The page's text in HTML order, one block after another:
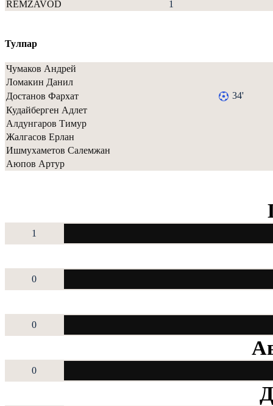
REMZAVOD 1
Тулпар
Чумаков Андрей
Ломакин Данил
Достанов Фархат
34'
Кудайберген Адлет
Алдунгаров Тимур
Жалгасов Ерлан
Ишмухаметов Салемжан
Аюпов Артур
1
0
0
0